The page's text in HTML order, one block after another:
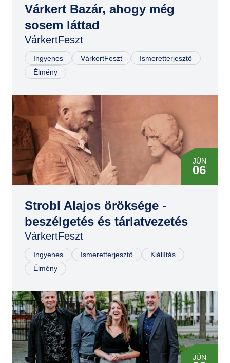
JÚN
07
Várkert Bazár, ahogy még
sosem láttad
VárkertFeszt
Ingyenes VárkertFeszt
Ismeretterjesztő
Élmény
JÚN
06
Strobl Alajos öröksége -
beszélgetés és tárlatvezetés
VárkertFeszt
Ingyenes Ismeretterjesztő
Kiállítás
Élmény
JÚN